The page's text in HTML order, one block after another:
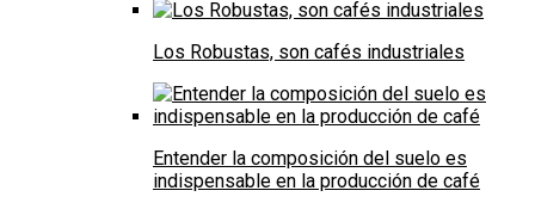
Los Robustas, son cafés industriales
Entender la composición del suelo es
indispensable en la producción de café